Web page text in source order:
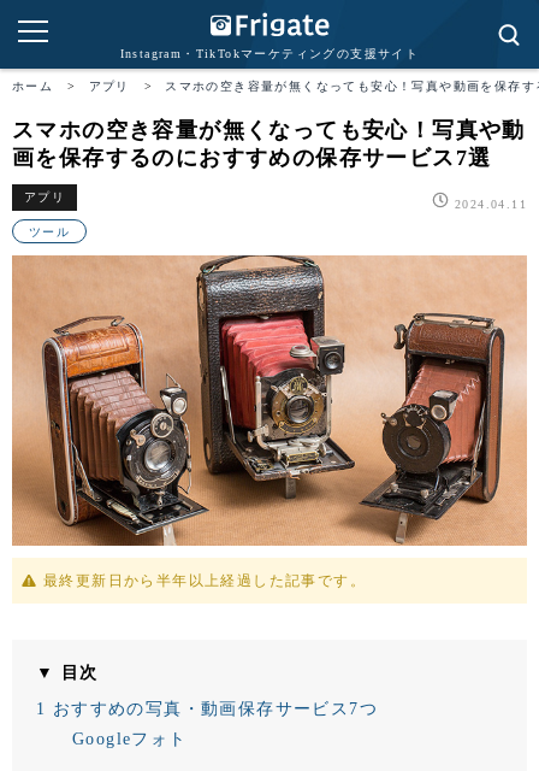
Instagram・TikTokマーケティングの支援サイト
ホーム > アプリ > スマホの空き容量が無くなっても安心！写真や動画を保存
スマホの空き容量が無くなっても安心！写真や動
画を保存するのにおすすめの保存サービス7選
アプリ
2024.04.11
ツール
最終更新日から半年以上経過した記事です。
▼ 目次
1 おすすめの写真・動画保存サービス7つ
Googleフォト